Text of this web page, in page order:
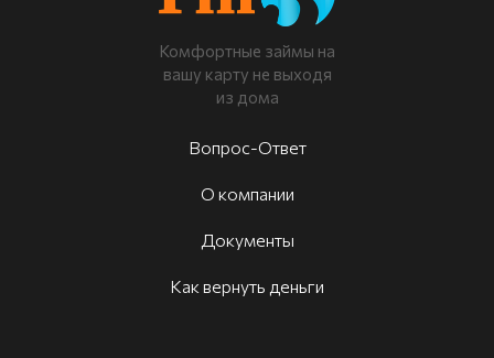
Комфортные займы на
вашу карту не выходя
из дома
Вопрос-Ответ
О компании
Документы
Как вернуть деньги